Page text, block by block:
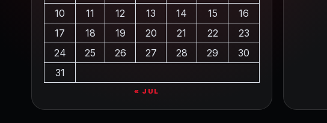
10
11 12 13 14 15
16
17
18 19 20 21 22
23
24
25 26 27 28 29
30
31
« JUL